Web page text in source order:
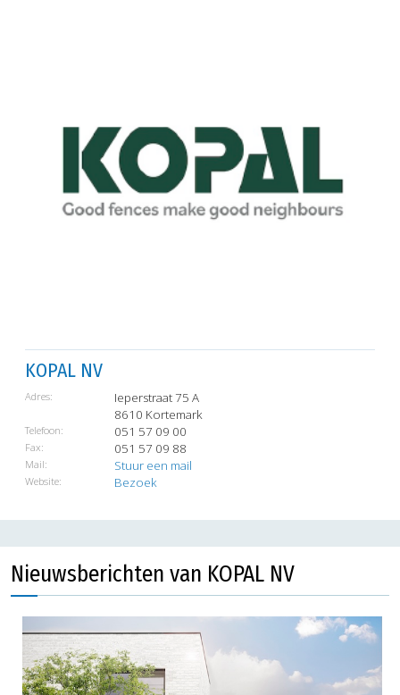
KOPAL NV
Adres:
Ieperstraat 75 A
8610 Kortemark
Telefoon: 051 57 09 00
Fax: 051 57 09 88
Mail: Stuur een mail
Website: Bezoek
Nieuwsberichten van KOPAL NV